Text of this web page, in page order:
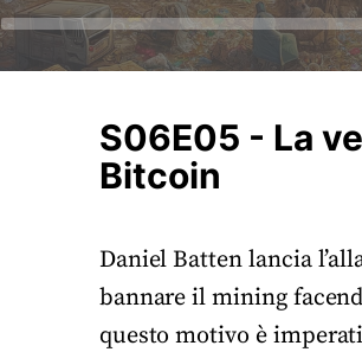
S06E05 - La
Bitcoin
Daniel Batten lancia
bannare il mining
questo motivo è